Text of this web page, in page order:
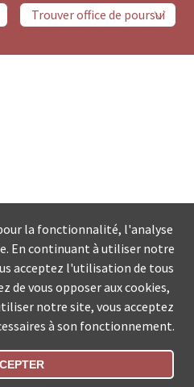
la fonctionnalité, l'analyse
En continuant à utiliser notre
acceptez l'utilisation de tous
de vous opposer aux cookies,
notre site, vous acceptez
à son fonctionnement.